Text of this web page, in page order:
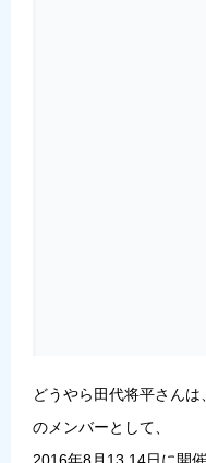
どうやら田代将平さん
のメンバーとして、